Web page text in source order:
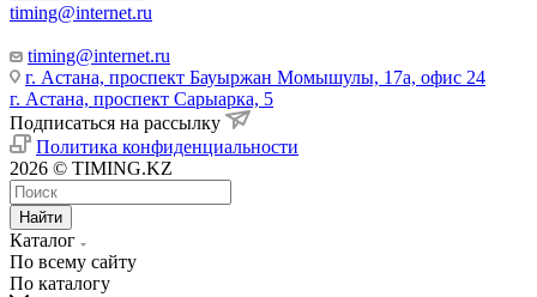
timing@internet.ru
timing@internet.ru
г. Астана, проспект Бауыржан Момышулы, 17а, офис 24
г. Астана, проспект Сарыарка, 5
Подписаться на рассылку
Политика конфиденциальности
2026 © TIMING.KZ
Найти
Каталог
По всему сайту
По каталогу